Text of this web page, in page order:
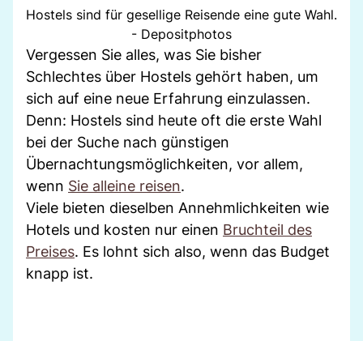
Hostels sind für gesellige Reisende eine gute Wahl.
- Depositphotos
Vergessen Sie alles, was Sie bisher
Schlechtes über Hostels gehört haben, um
sich auf eine neue Erfahrung einzulassen.
Denn: Hostels sind heute oft die erste Wahl
bei der Suche nach günstigen
Übernachtungsmöglichkeiten, vor allem,
wenn Sie alleine reisen.
Viele bieten dieselben Annehmlichkeiten wie
Hotels und kosten nur einen Bruchteil des
Preises. Es lohnt sich also, wenn das Budget
knapp ist.